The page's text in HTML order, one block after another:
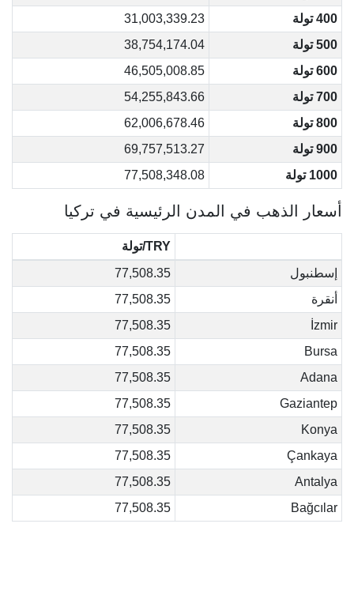
400 تولة
31,003,339.23
500 تولة
38,754,174.04
600 تولة
46,505,008.85
700 تولة
54,255,843.66
800 تولة
62,006,678.46
900 تولة
69,757,513.27
1000 تولة
77,508,348.08
أسعار الذهب في المدن الرئيسية في تركيا
TRY/تولة
إسطنبول
77,508.35
أنقرة
77,508.35
İzmir
77,508.35
Bursa
77,508.35
Adana
77,508.35
Gaziantep
77,508.35
Konya
77,508.35
Çankaya
77,508.35
Antalya
77,508.35
Bağcılar
77,508.35